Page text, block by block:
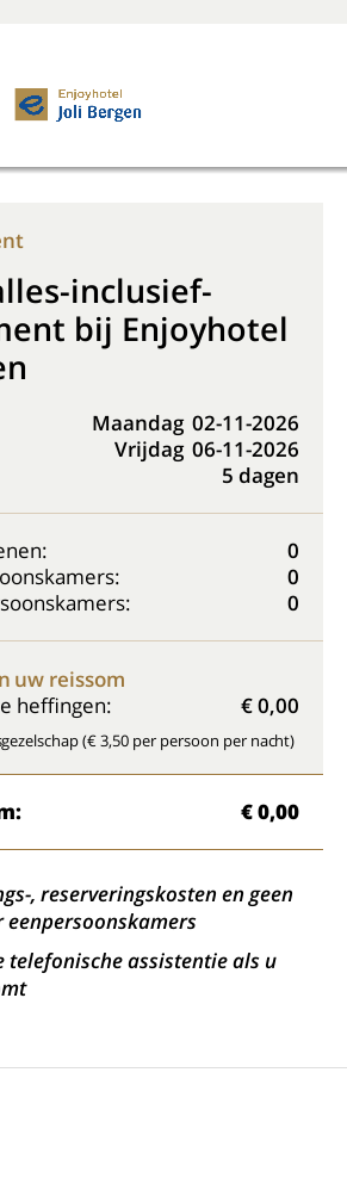
inclusief-
bij Enjoyhotel
Maandag 02-11-2026
Vrijdag 06-11-2026
5 dagen
0
0
0
uw reissom
heffingen:
€ 0,00
(€ 3,50 per persoon per nacht)
€ 0,00
, reserveringskosten en geen
eenpersoonskamers
telefonische assistentie als u